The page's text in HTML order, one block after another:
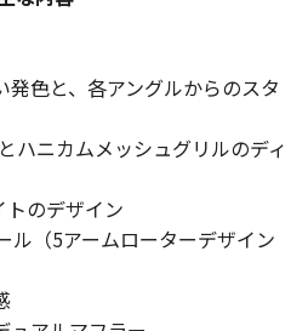
色と、各アングルからのスタ
ハニカムメッシュグリルのディ
トのデザイン
ル（5アームローターデザイン